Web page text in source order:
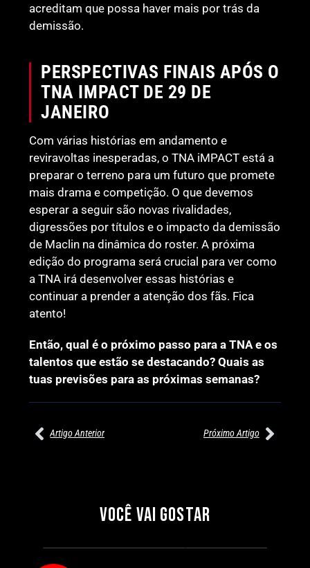
acreditam que possa haver mais por trás da
demissão.
PERSPECTIVAS FINAIS APÓS O
TNA IMPACT DE 29 DE
JANEIRO
Com várias histórias em andamento e
reviravoltas inesperadas, o TNA iMPACT está a
preparar o terreno para um futuro que promete
mais drama e competição. O que devemos
esperar a seguir são novas rivalidades,
digressões por títulos e o impacto da demissão
de Maclin na dinâmica do roster. A próxima
edição do programa será crucial para ver como
a TNA irá desenvolver essas histórias e
continuar a prender a atenção dos fãs. Fica
atento!
Então, qual é o próximo passo para a TNA e os
talentos que estão se destacando? Quais as
tuas previsões para as próximas semanas?
Artigo Anterior Próximo Artigo
VOCÊ VAI GOSTAR
SEGMENTOS A NÃO PERDER
Por exclusivewrestling
MUNDIAL FEMININO NA AEW
REDEMPTION
Por exclusivewrestling